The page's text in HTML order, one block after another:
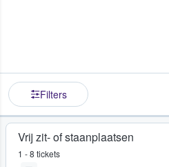
Filters
Vrij zit- of staanplaatsen
1 - 8 tickets